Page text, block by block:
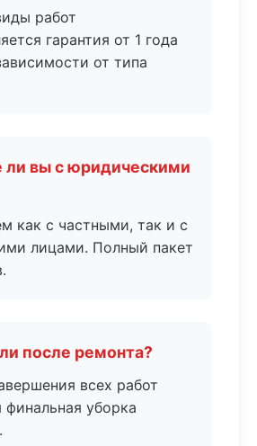
работ
гарантия от 1 года
от типа
ли вы с юридическими
как с частными, так и с
лицами. Полный пакет
после ремонта?
всех работ
финальная уборка